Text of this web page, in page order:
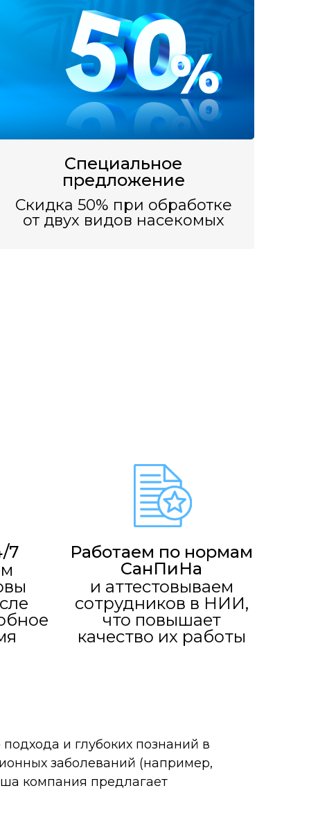
Специальное
предложение
Скидка 50% при обработке
от двух видов насекомых
7
Работаем по нормам
СанПиНа
и аттестовываем
сотрудников в НИИ,
что повышает
качество их работы
и глубоких познаний в
заболеваний (например,
компания предлагает